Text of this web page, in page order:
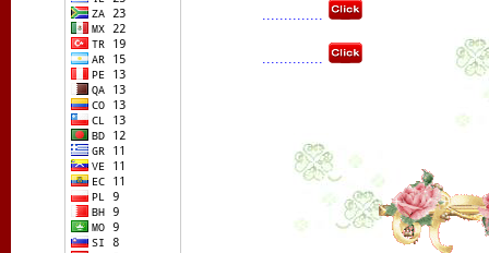
..............
..............